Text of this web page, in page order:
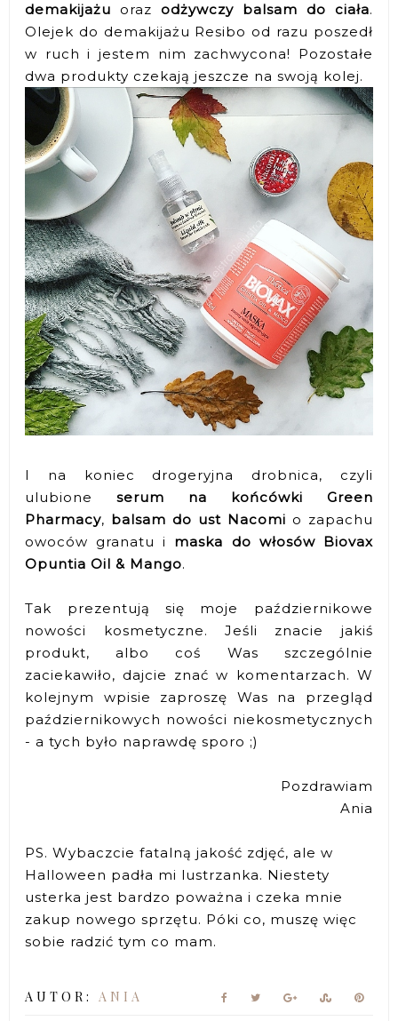
demakijażu oraz odżywczy balsam do ciała.
Olejek do demakijażu Resibo od razu poszedł
w ruch i jestem nim zachwycona! Pozostałe
dwa produkty czekają jeszcze na swoją kolej.
I na koniec drogeryjna drobnica, czyli
ulubioneserum na końcówki Green
Pharmacy, balsam do ust Nacomi o zapachu
owoców granatu i maska do włosów Biovax
Opuntia Oil & Mango.
Tak prezentują się moje październikowe
nowości kosmetyczne. Jeśli znacie jakiś
produkt, albo coś Was szczególnie
zaciekawiło, dajcie znać w komentarzach. W
kolejnym wpisie zaproszę Was na przegląd
październikowych nowości niekosmetycznych
- a tych było naprawdę sporo ;)
Pozdrawiam
Ania
PS. Wybaczcie fatalną jakość zdjęć, ale w
Halloween padła mi lustrzanka. Niestety
usterka jest bardzo poważna i czeka mnie
zakup nowego sprzętu. Póki co, muszę więc
sobie radzić tym co mam.
AUTOR: ANIA